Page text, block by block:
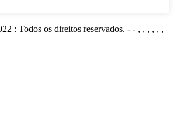
: Todos os direitos reservados. - - , , , , , ,